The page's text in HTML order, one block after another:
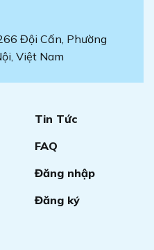
Đội Cấn, Phường
Việt Nam
Tin Tức
FAQ
Đăng nhập
Đăng ký